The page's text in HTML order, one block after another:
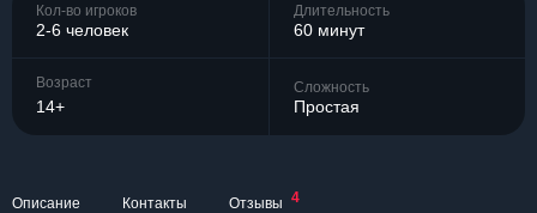
Кол-во игроков
2-6 человек
Длительность
60 минут
Возраст
14+
Сложность
Простая
Описание Контакты Отзывы 4